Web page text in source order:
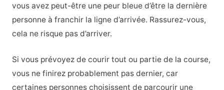
vous avez peut-être une peur bleue d’être la dernière
personne à franchir la ligne d’arrivée. Rassurez-vous,
cela ne risque pas d’arriver.
Si vous prévoyez de courir tout ou partie de la course,
vous ne finirez probablement pas dernier, car
certaines personnes choisissent de parcourir une